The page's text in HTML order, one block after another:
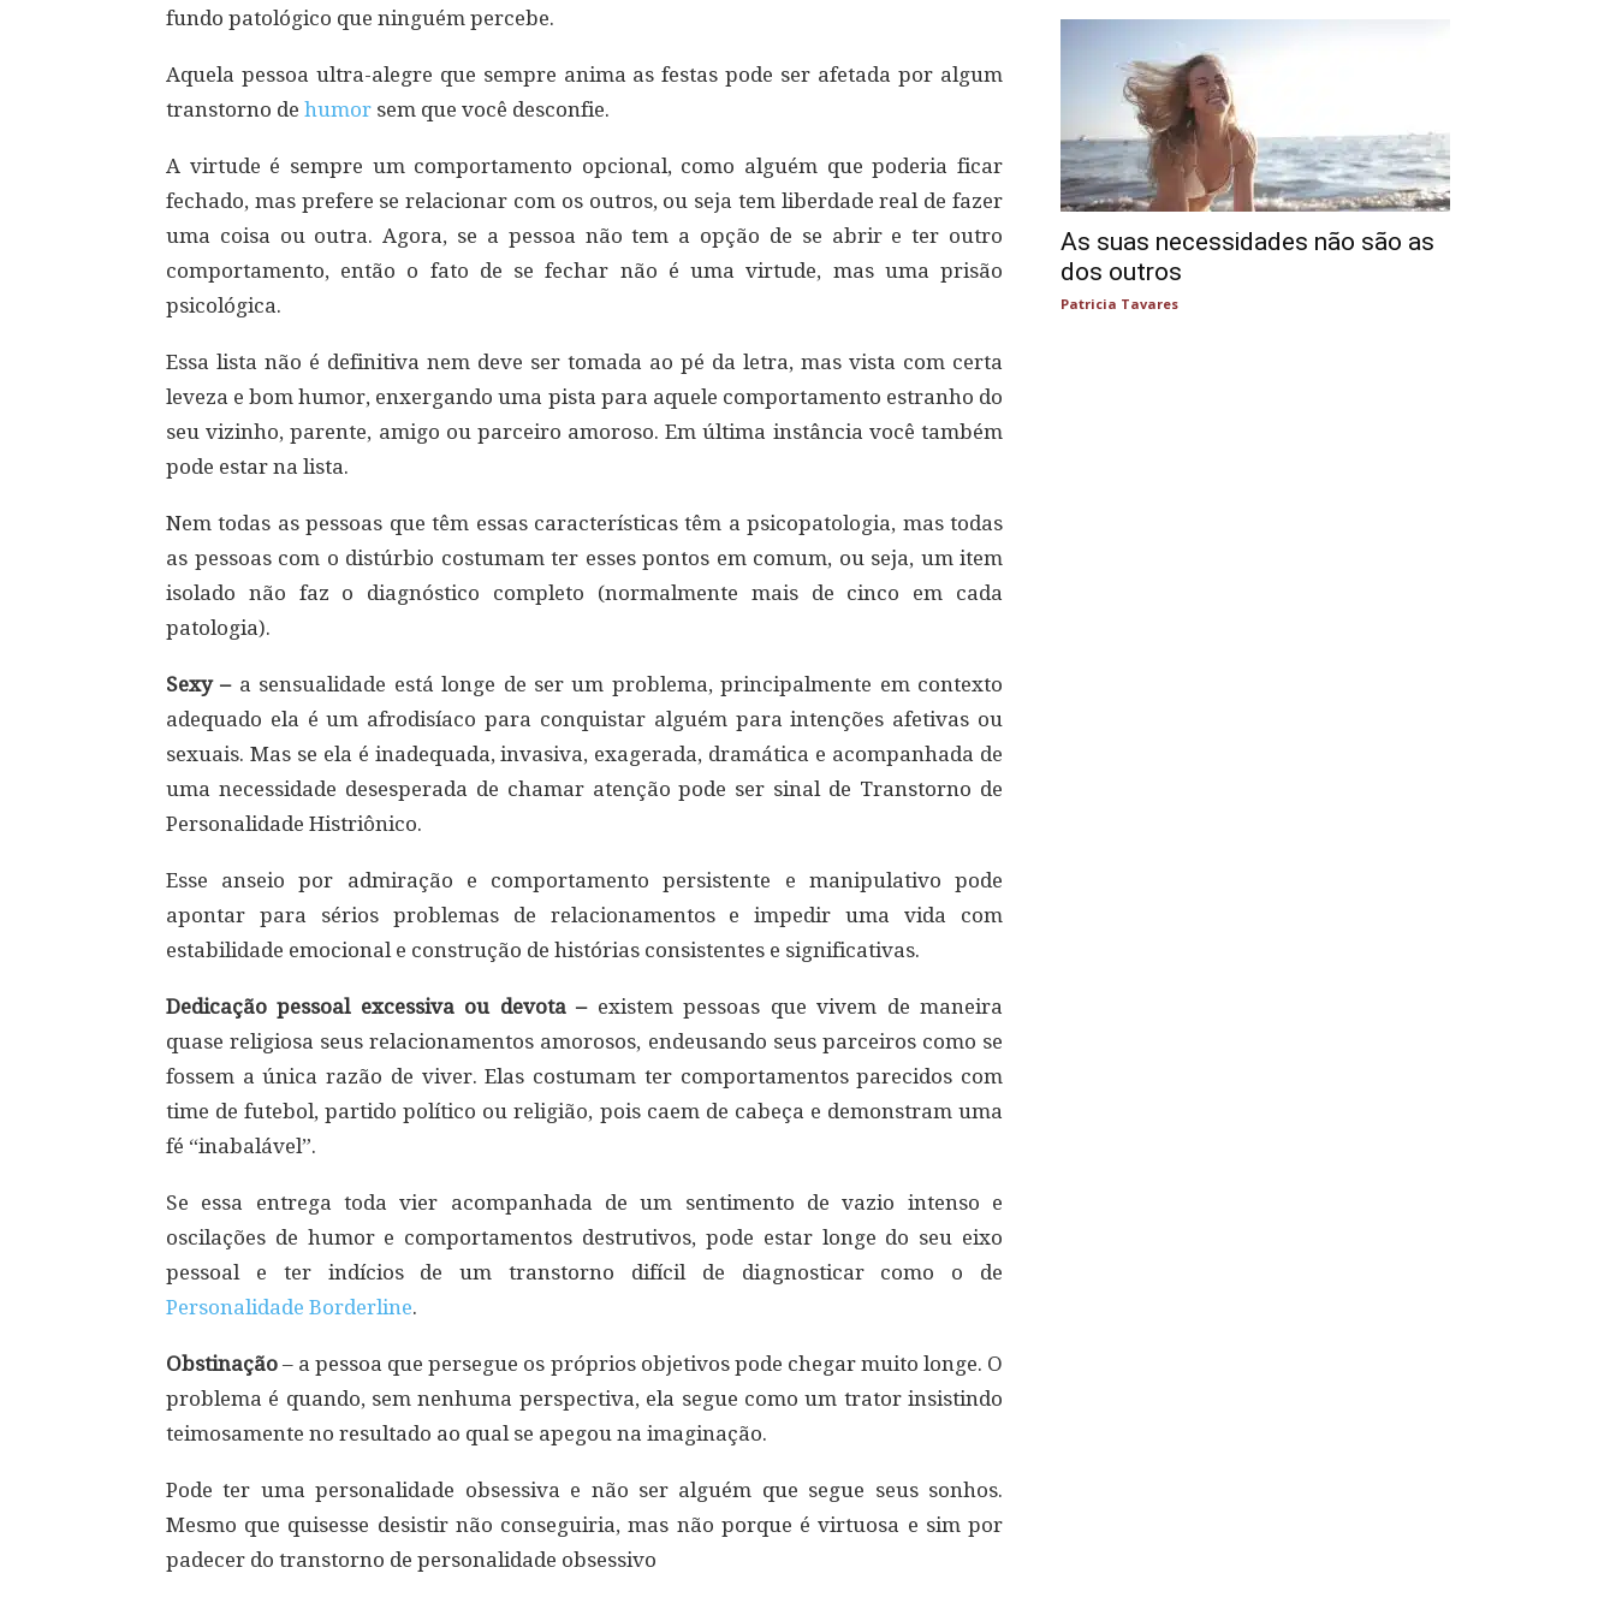
fundo patológico que ninguém percebe.
Aquela pessoa ultra-alegre que sempre anima as festas pode ser afetada por algum
transtorno de humor sem que você desconfie.
A virtude é sempre um comportamento opcional, como alguém que poderia ficar
fechado, mas prefere se relacionar com os outros, ou seja tem liberdade real de fazer
uma coisa ou outra. Agora, se a pessoa não tem a opção de se abrir e ter outro
comportamento, então o fato de se fechar não é uma virtude, mas uma prisão
psicológica.
Essa lista não é definitiva nem deve ser tomada ao pé da letra, mas vista com certa
leveza e bom humor, enxergando uma pista para aquele comportamento estranho do
seu vizinho, parente, amigo ou parceiro amoroso. Em última instância você também
pode estar na lista.
Nem todas as pessoas que têm essas características têm a psicopatologia, mas todas
as pessoas com o distúrbio costumam ter esses pontos em comum, ou seja, um item
isolado não faz o diagnóstico completo (normalmente mais de cinco em cada
patologia).
Sexy –a sensualidade está longe de ser um problema, principalmente em contexto
adequado ela é um afrodisíaco para conquistar alguém para intenções afetivas ou
sexuais. Mas se ela é inadequada, invasiva, exagerada, dramática e acompanhada de
uma necessidade desesperada de chamar atenção pode ser sinal de Transtorno de
Personalidade Histriônico.
Esse anseio por admiração e comportamento persistente e manipulativo pode
apontar para sérios problemas de relacionamentos e impedir uma vida com
estabilidade emocional e construção de histórias consistentes e significativas.
Dedicação pessoal excessiva ou devota –existem pessoas que vivem de maneira
quase religiosa seus relacionamentos amorosos, endeusando seus parceiros como se
fossem a única razão de viver. Elas costumam ter comportamentos parecidos com
time de futebol, partido político ou religião, pois caem de cabeça e demonstram uma
fé “inabalável”.
Se essa entrega toda vier acompanhada de um sentimento de vazio intenso e
oscilações de humor e comportamentos destrutivos, pode estar longe do seu eixo
pessoal e ter indícios de um transtorno difícil de diagnosticar como o de
Personalidade Borderline.
Obstinação – a pessoa que persegue os próprios objetivos pode chegar muito longe. O
problema é quando, sem nenhuma perspectiva, ela segue como um trator insistindo
teimosamente no resultado ao qual se apegou na imaginação.
Pode ter uma personalidade obsessiva e não ser alguém que segue seus sonhos.
Mesmo que quisesse desistir não conseguiria, mas não porque é virtuosa e sim por
padecer do transtorno de personalidade obsessivo
As suas necessidades não são as
dos outros
Patricia Tavares